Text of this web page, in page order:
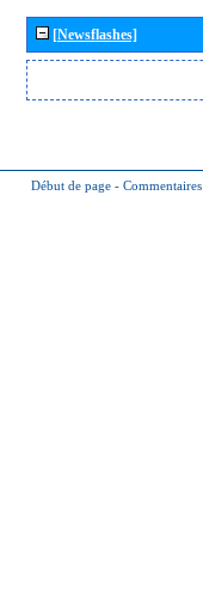
[Newsflashes]
Début de page - Commentaires